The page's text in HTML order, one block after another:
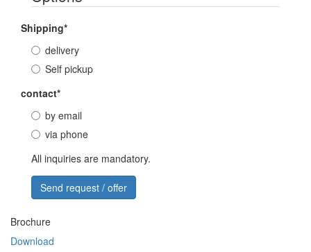
Shipping*
delivery
Self pickup
contact*
by email
via phone
All inquiries are mandatory.
Brochure
Download